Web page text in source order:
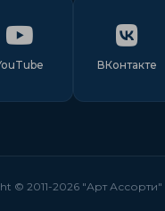
ВКонтакте
© 2011-2026 "Арт Ассорти"